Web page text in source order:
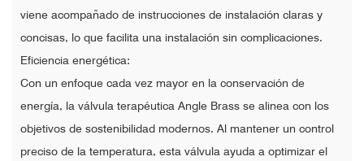
viene acompañado de instrucciones de instalación claras y
concisas, lo que facilita una instalación sin complicaciones.
Eficiencia energética:
Con un enfoque cada vez mayor en la conservación de
energía, la válvula terapéutica Angle Brass se alinea con los
objetivos de sostenibilidad modernos. Al mantener un control
preciso de la temperatura, esta válvula ayuda a optimizar el